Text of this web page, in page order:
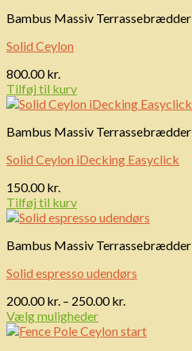
Bambus Massiv Terrassebrædder
Solid Ceylon
800.00kr.
Tilføj til kurv
Bambus Massiv Terrassebrædder
Solid Ceylon iDecking Easyclick
150.00kr.
Tilføj til kurv
Bambus Massiv Terrassebrædder
Solid espresso udendørs
200.00kr. – 250.00kr.
til
Vælg muligheder